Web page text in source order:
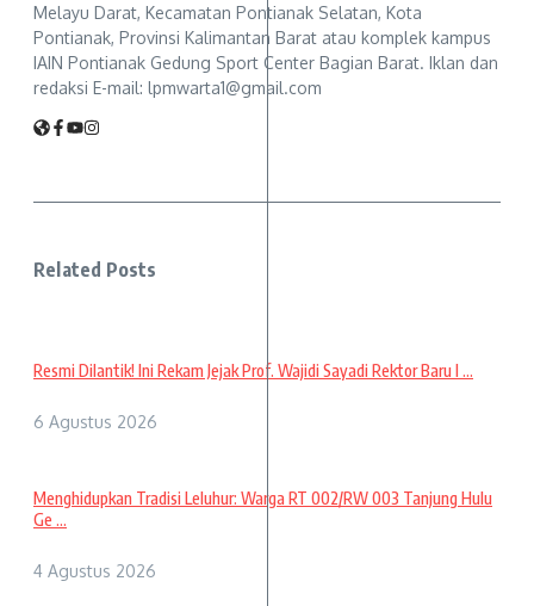
Melayu Darat, Kecamatan Pontianak Selatan, Kota
Pontianak, Provinsi Kalimantan Barat atau komplek kampus
IAIN Pontianak Gedung Sport Center Bagian Barat. Iklan dan
redaksi E-mail: lpmwarta1@gmail.com
Related Posts
Resmi Dilantik! Ini Rekam Jejak Prof. Wajidi Sayadi Rektor Baru I ...
6 Agustus 2026
Menghidupkan Tradisi Leluhur: Warga RT 002/RW 003 Tanjung Hulu
Ge ...
4 Agustus 2026